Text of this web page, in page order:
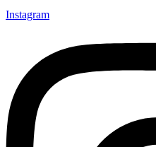
Instagram